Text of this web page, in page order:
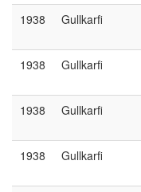
1938 Gullkarfi
1938 Gullkarfi
1938 Gullkarfi
1938 Gullkarfi